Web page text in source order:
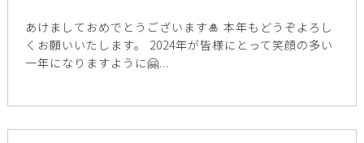
あけましておめでとうございます🎍 本年もどうぞよろし
くお願いいたします。 2024年が皆様にとって笑顔の多い
一年になりますように🤗...